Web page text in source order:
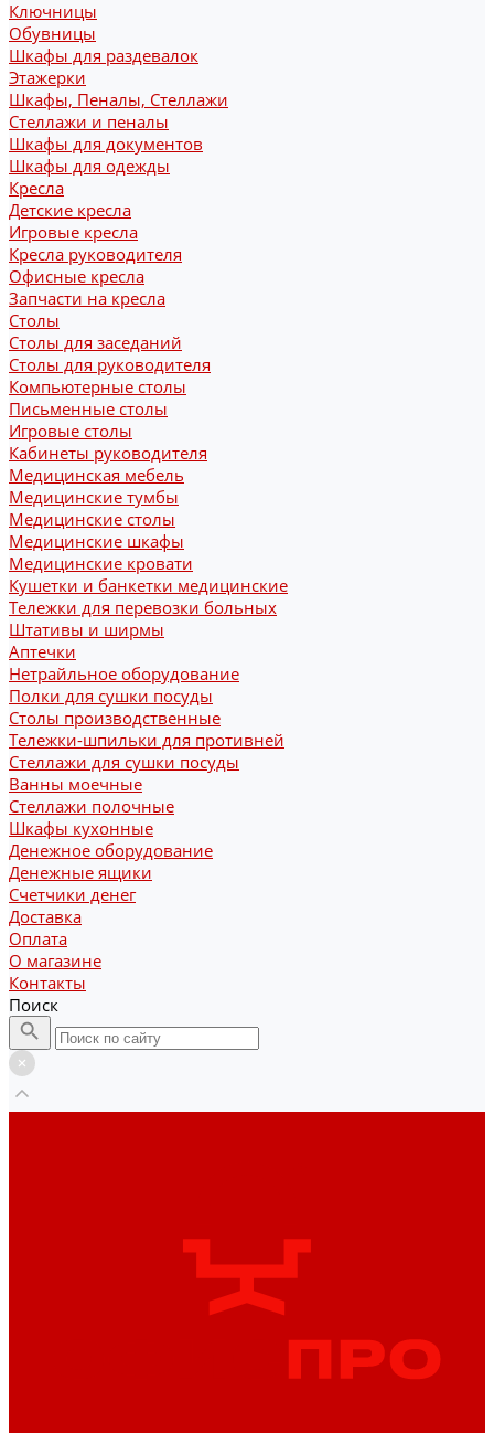
Ключницы
Обувницы
Шкафы для раздевалок
Этажерки
Шкафы, Пеналы, Стеллажи
Стеллажи и пеналы
Шкафы для документов
Шкафы для одежды
Кресла
Детские кресла
Игровые кресла
Кресла руководителя
Офисные кресла
Запчасти на кресла
Столы
Столы для заседаний
Столы для руководителя
Компьютерные столы
Письменные столы
Игровые столы
Кабинеты руководителя
Медицинская мебель
Медицинские тумбы
Медицинские столы
Медицинские шкафы
Медицинские кровати
Кушетки и банкетки медицинские
Тележки для перевозки больных
Штативы и ширмы
Аптечки
Нетрайльное оборудование
Полки для сушки посуды
Столы производственные
Тележки-шпильки для противней
Стеллажи для сушки посуды
Ванны моечные
Стеллажи полочные
Шкафы кухонные
Денежное оборудование
Денежные ящики
Счетчики денег
Доставка
Оплата
О магазине
Контакты
Поиск